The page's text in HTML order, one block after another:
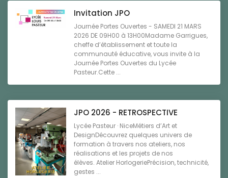
Invitation JPO
Journée Portes Ouvertes - SAMEDI 21 MARS
2026 DE 09H00 à 13H00Madame Garrigues,
cheffe d’établissement et toute la
communauté éducative, vous invite à la
Journée Portes Ouvertes du Lycée
Pasteur.Cette ...
JPO 2026 - RETROSPECTIVE
Lycée Pasteur · NiceMétiers d’Art et
DesignDécouvrez quelques univers de
formation à travers nos ateliers, nos
réalisations et les projets de nos
élèves. Atelier HorlogeriePrécision, technicité,
gestes ...